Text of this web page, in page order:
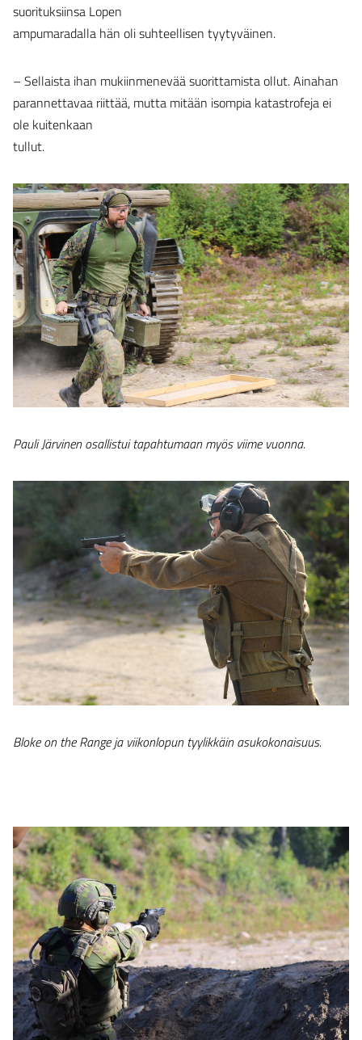
suorituksiinsa Lopen
ampumaradalla hän oli suhteellisen tyytyväinen.
– Sellaista ihan mukiinmenevää suorittamista ollut. Ainahan
parannettavaa riittää, mutta mitään isompia katastrofeja ei
ole kuitenkaan
tullut.
Pauli Järvinen osallistui tapahtumaan myös viime vuonna.
Bloke on the Range ja viikonlopun tyylikkäin asukokonaisuus.